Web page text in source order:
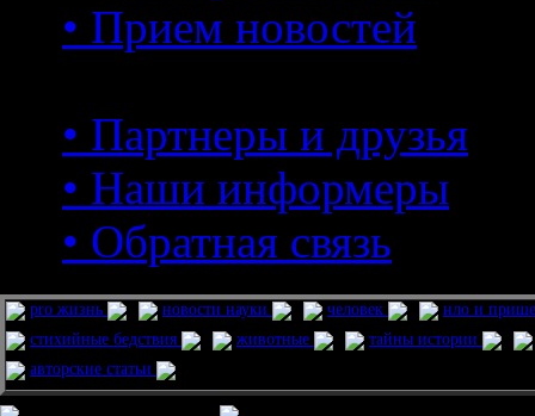
• Прием новостей
• Партнеры и друзья
• Наши информеры
• Обратная связь
pro жизнь новости науки человек
нло и
стихийные бедствия
животные
тайны истории
авторские статьи